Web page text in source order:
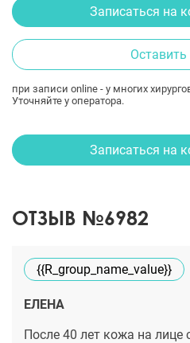
Записаться на
при записи online - у многих
Уточняйте у оператора.
Записаться на
ОТЗЫВ №6982
{{r_group_name_value}}
ЕЛЕНА
После 40 лет кожа на лице